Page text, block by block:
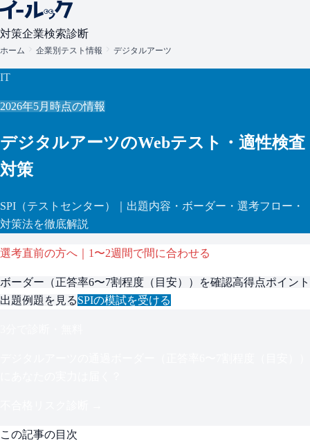
対策企業検索診断
ホーム 企業別テスト情報 デジタルアーツ
IT
2026年5月 時点の情報
デジタルアーツのWebテスト・適性検査
対策
SPI （テストセンター）
｜出題内容・ボーダー・選考フロー・
対策法を徹底解説
選考直前の方へ｜1〜2週間で間に合わせる
ボーダー（正答率6〜7割程度（目安） ）を確認高得点ポイント
出題例題を見るSPIの模試を受ける
この記事の目次